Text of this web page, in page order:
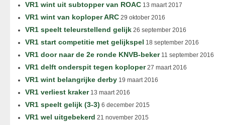
VR1 wint uit subtopper van ROAC 13 maart 2017
VR1 wint van koploper ARC 29 oktober 2016
VR1 speelt teleurstellend gelijk 26 september 2016
VR1 start competitie met gelijkspel 18 september 2016
VR1 door naar de 2e ronde KNVB-beker11 september 2016
VR1 delft onderspit tegen koploper27 maart 2016
VR1 wint belangrijke derby 19 maart 2016
VR1 verliest kraker13 maart 2016
VR1 speelt gelijk (3-3) 6 december 2015
VR1 wel uitgebekerd 21 november 2015